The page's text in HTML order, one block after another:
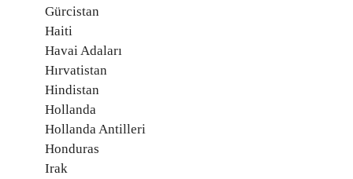
Gürcistan
Haiti
Havai Adaları
Hırvatistan
Hindistan
Hollanda
Hollanda Antilleri
Honduras
Irak